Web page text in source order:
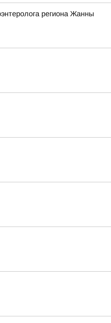
региона Жанны